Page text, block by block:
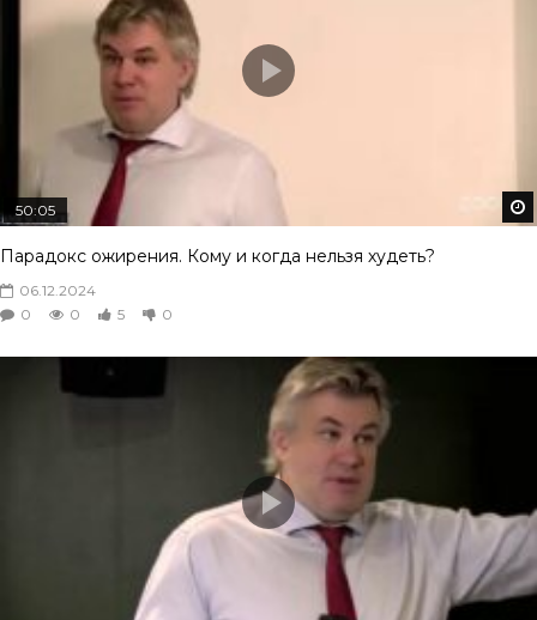
50:05
Парадокс ожирения. Кому и когда нельзя худеть?
06.12.2024
0
0 5 0